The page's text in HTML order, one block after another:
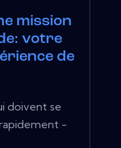
mission
votre
de
doivent se
-